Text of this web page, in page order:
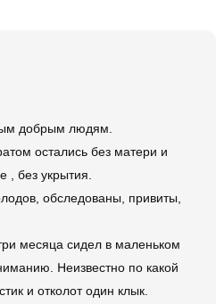
добрым людям.
остались без матери и
, без укрытия.
обследованы, привиты,
месяца сидел в маленьком
Неизвестно по какой
и отколот один клык.